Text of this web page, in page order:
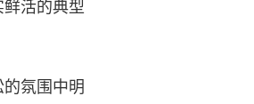
活的典型
氛围中明